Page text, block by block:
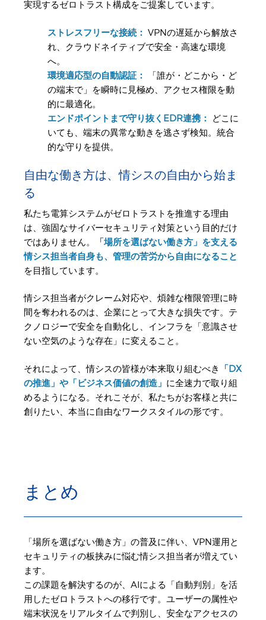
実現するゼロトラスト構成をご提案しています。
ストレスフリーな接続： VPNの遅延から解放さ
れ、クラウドネイティブで安全・高速な環境
へ。
環境適応型の自動認証：
「誰が・どこから・ど
の端末で」を瞬時に見極め、アクセス権限を動
的に最適化。
エンドポイントまで守り抜くEDR連携：
どこに
いても、端末の異常な動きを逃さず検知。統合
的な守りを提供。
自由な働き方は、情シスの自由から始ま
る
私たち電算システムがゼロトラストを推進する理由
は、強固なサイバーセキュリティ対策という目的だけ
ではありません。
「場所を選ばない働き方」を支える
情シス担当者自身も、管理の苦労から自由になること
を目指しています。
情シス担当者がクレーム対応や、煩雑な権限管理に時
間を奪われるのは、企業にとって大きな損失です。テ
クノロジーで安全を自動化し、インフラを「意識させ
ない空気のような存在」に変えること。
それによって、情シスの皆様が本来取り組むべき
「DX
の推進」や「ビジネス価値の創造」 に全速力で取り組
めるようになる。それこそが、私たちがお客様と共に
創りたい、本当に自由なワークスタイルの形です。
まとめ
「場所を選ばない働き方」の普及に伴い、VPN運用と
セキュリティの板挟みに悩む情シス担当者が増えてい
ます。
この課題を解決するのが、AIによる「自動判別」を活
用したゼロトラストへの移行です。ユーザーの属性や
端末状況をリアルタイムで判別し、安全なアクセスの